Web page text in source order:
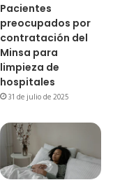
Pacientes
preocupados por
contratación del
Minsa para
limpieza de
hospitales
31 de julio de 2025